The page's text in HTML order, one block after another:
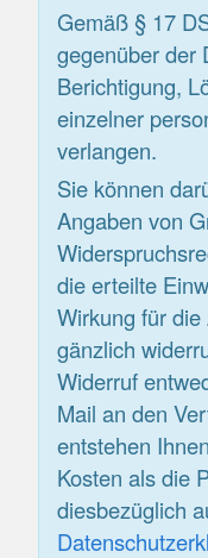
Gemäß § 17
gegenüber der
Berichtigung,
einzelner
verlangen.
Sie können
Angaben von
die erteilte
Wirkung für
gänzlich
Widerruf
Mail an den
entstehen
Kosten als die
diesbezüglich